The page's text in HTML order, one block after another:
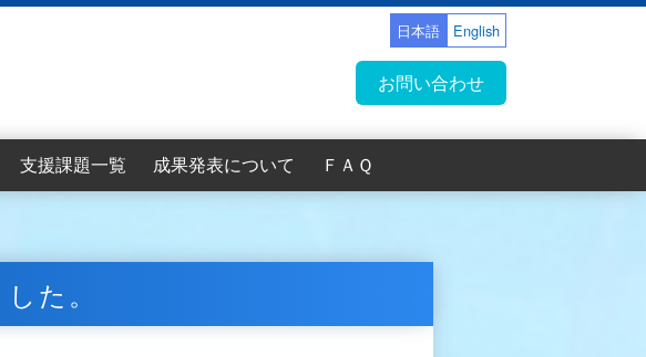
日本語 English
お問い合わせ
支援課題一覧 成果発表について ＦＡＱ
た。